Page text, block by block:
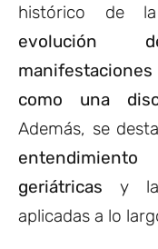
histórico de
evolución
como una
Además, se
geriátricas y
aplicadas a lo